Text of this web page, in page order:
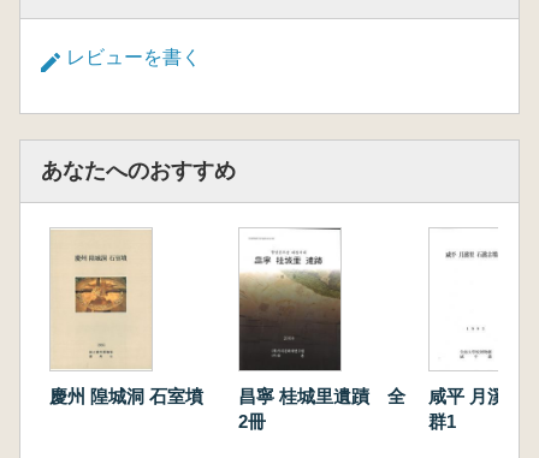
レビューを書く
あなたへのおすすめ
慶州 隍城洞 石室墳
昌寧 桂城里遺蹟 全
2冊
咸平 月溪里
群1